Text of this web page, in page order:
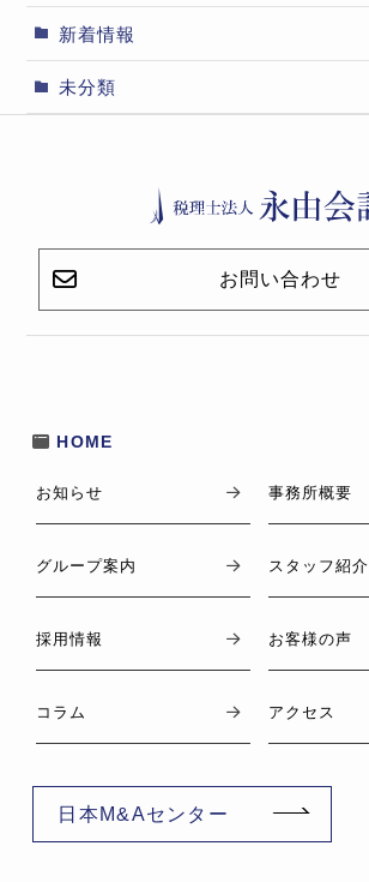
新着情報
未分類
お問い合わせ
HOME
お知らせ 事務所概要
グループ案内 スタッフ紹介
採用情報 お客様の声
コラム アクセス
日本M&Aセンター